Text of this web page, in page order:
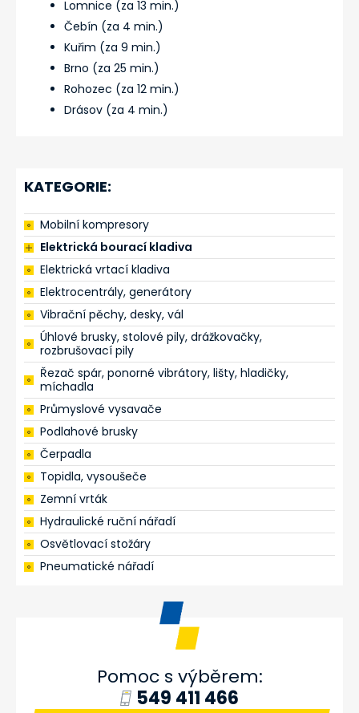
KATEGORIE:
Mobilní kompresory
Elektrická bourací kladiva
Elektrická vrtací kladiva
Elektrocentrály, generátory
Vibrační pěchy, desky, vál
Úhlové brusky, stolové pily, drážkovačky,
rozbrušovací pily
Řezač spár, ponorné vibrátory, lišty, hladičky,
míchadla
Průmyslové vysavače
Podlahové brusky
Čerpadla
Topidla, vysoušeče
Zemní vrták
Hydraulické ruční nářadí
Osvětlovací stožáry
Pneumatické nářadí
Pomoc s výběrem:
549 411 466
Lomnice (za 13 min.)
Čebín (za 4 min.)
Kuřim (za 9 min.)
Brno (za 25 min.)
Rohozec (za 12 min.)
Drásov (za 4 min.)